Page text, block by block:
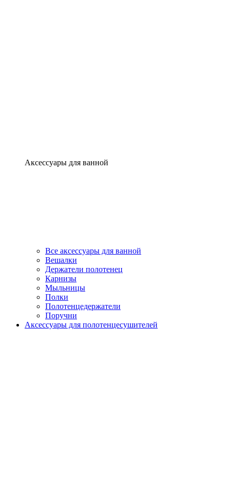
Аксессуары для ванной
Все аксессуары для ванной
Вешалки
Держатели полотенец
Карнизы
Мыльницы
Полки
Полотенцедержатели
Поручни
Аксессуары для полотенцесушителей